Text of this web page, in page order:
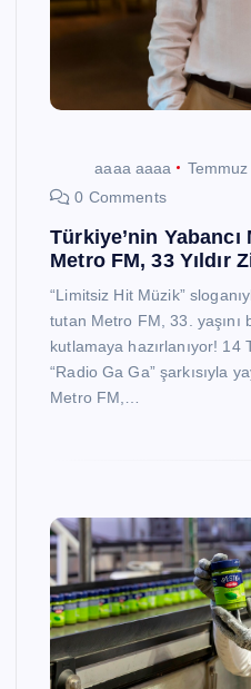
aaaa aaaa
0 Comments
Türkiye’nin
Metro FM, 33 Yıldır
“Limitsiz Hit Müzik”
tutan Metro FM, 33. yaşını
kutlamaya hazırlanıyor! 14
“Radio Ga Ga” şarkısıyla
Metro FM,…